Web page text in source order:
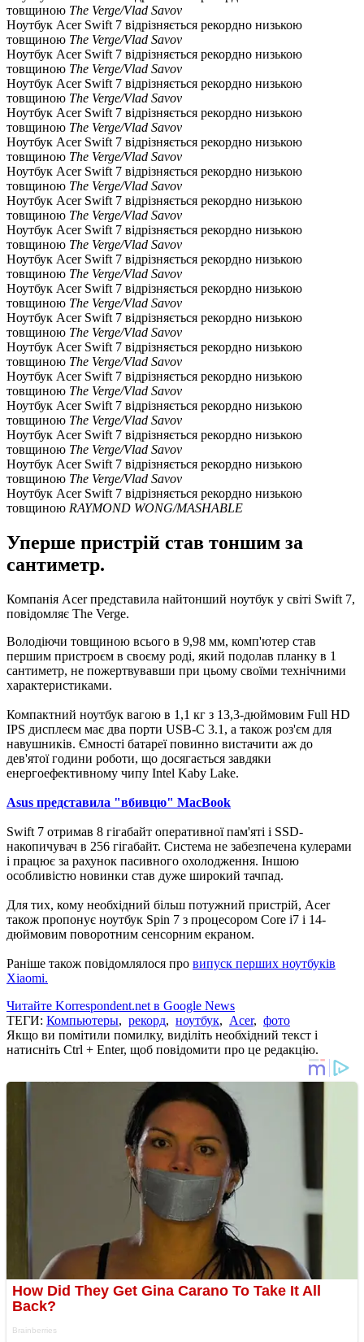
товщиною The Verge/Vlad Savov
Ноутбук Acer Swift 7 відрізняється рекордно низькою
товщиною The Verge/Vlad Savov
Ноутбук Acer Swift 7 відрізняється рекордно низькою
товщиною The Verge/Vlad Savov
Ноутбук Acer Swift 7 відрізняється рекордно низькою
товщиною The Verge/Vlad Savov
Ноутбук Acer Swift 7 відрізняється рекордно низькою
товщиною The Verge/Vlad Savov
Ноутбук Acer Swift 7 відрізняється рекордно низькою
товщиною The Verge/Vlad Savov
Ноутбук Acer Swift 7 відрізняється рекордно низькою
товщиною The Verge/Vlad Savov
Ноутбук Acer Swift 7 відрізняється рекордно низькою
товщиною The Verge/Vlad Savov
Ноутбук Acer Swift 7 відрізняється рекордно низькою
товщиною The Verge/Vlad Savov
Ноутбук Acer Swift 7 відрізняється рекордно низькою
товщиною The Verge/Vlad Savov
Ноутбук Acer Swift 7 відрізняється рекордно низькою
товщиною The Verge/Vlad Savov
Ноутбук Acer Swift 7 відрізняється рекордно низькою
товщиною The Verge/Vlad Savov
Ноутбук Acer Swift 7 відрізняється рекордно низькою
товщиною The Verge/Vlad Savov
Ноутбук Acer Swift 7 відрізняється рекордно низькою
товщиною The Verge/Vlad Savov
Ноутбук Acer Swift 7 відрізняється рекордно низькою
товщиною The Verge/Vlad Savov
Ноутбук Acer Swift 7 відрізняється рекордно низькою
товщиною The Verge/Vlad Savov
Ноутбук Acer Swift 7 відрізняється рекордно низькою
товщиною The Verge/Vlad Savov
Ноутбук Acer Swift 7 відрізняється рекордно низькою
товщиною RAYMOND WONG/MASHABLE
Уперше пристрій став тоншим за
сантиметр.
Компанія Acer представила найтонший ноутбук у світі Swift 7,
повідомляє The Verge.
Володіючи товщиною всього в 9,98 мм, комп'ютер став
першим пристроєм в своєму роді, який подолав планку в 1
сантиметр, не пожертвувавши при цьому своїми технічними
характеристиками.
Компактний ноутбук вагою в 1,1 кг з 13,3-дюймовим Full HD
IPS дисплеєм має два порти USB-C 3.1, а також роз'єм для
навушників. Ємності батареї повинно вистачити аж до
дев'ятої години роботи, що досягається завдяки
енергоефективному чипу Intel Kaby Lake.
Asus представила "вбивцю" MacBook
Swift 7 отримав 8 гігабайт оперативної пам'яті і SSD-
накопичувач в 256 гігабайт. Система не забезпечена кулерами
і працює за рахунок пасивного охолодження. Іншою
особливістю новинки став дуже широкий тачпад.
Для тих, кому необхідний більш потужний пристрій, Acer
також пропонує ноутбук Spin 7 з процесором Core i7 і 14-
дюймовим поворотним сенсорним екраном.
Раніше також повідомлялося про випуск перших ноутбуків
Xiaomi.
Читайте Korrespondent.net в Google News
ТЕГИ: Компьютеры, рекорд, ноутбук, Acer, фото
Якщо ви помітили помилку, виділіть необхідний текст і
натисніть Ctrl + Enter, щоб повідомити про це редакцію.